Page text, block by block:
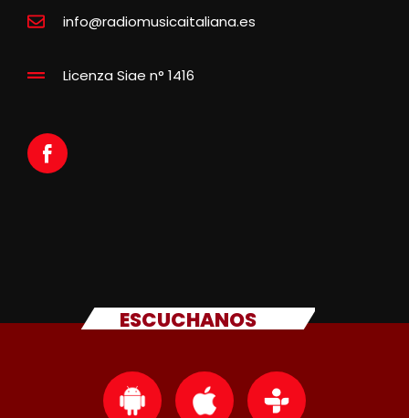
info@radiomusicaitaliana.es
Licenza Siae n° 1416
ESCUCHANOS